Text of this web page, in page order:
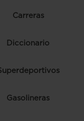
Carreras
Diccionario
Gasolineras